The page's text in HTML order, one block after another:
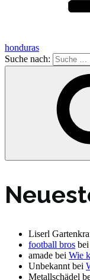
honduras
Suche nach:
Liserl
football bros bei
amade bei Wie
Unbekannt bei
Metallschädel